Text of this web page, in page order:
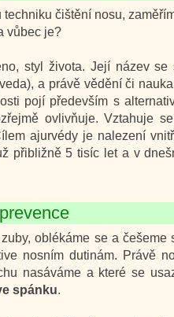
čištění nosu,
vůbec je?
styl života. Její název
a právě vědění či
pojí především s
ovlivňuje. Vztahuje
ajurvédy je nalezení
přibližně 5 tisíc let a v
oblékáme se a
nosním dutinám. Právě
nasáváme a které se
spánku.